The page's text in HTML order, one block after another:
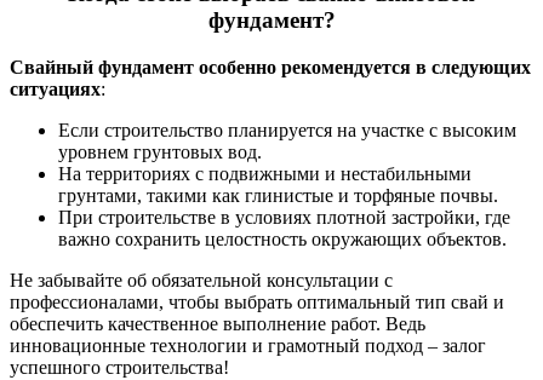
фундамент?
Свайный фундамент особенно рекомендуется в следующих
ситуациях:
Если строительство планируется на участке с высоким
уровнем грунтовых вод.
На территориях с подвижными и нестабильными
грунтами, такими как глинистые и торфяные почвы.
При строительстве в условиях плотной застройки, где
важно сохранить целостность окружающих объектов.
Не забывайте об обязательной консультации с
профессионалами, чтобы выбрать оптимальный тип свай и
обеспечить качественное выполнение работ. Ведь
инновационные технологии и грамотный подход – залог
успешного строительства!